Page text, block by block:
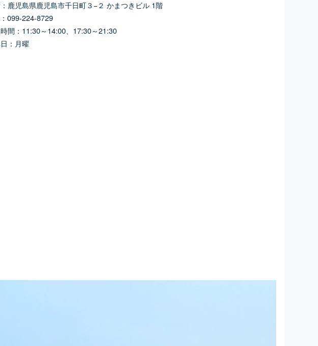
鹿児島県鹿児島市千日町３−２ かまつきビル 1階
099-224-8729
間：11:30～14:00、17:30～21:30
：月曜